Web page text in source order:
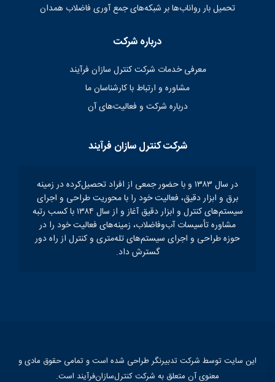
تحمیل بار رواناب‌ها بر شبکه‌های جمع آوری فاضلاب همدان
درباره شرکت
معرفی خدمات شرکت کنترل سازان فرآیند
مشاوره و ارتباط با کارشناسان ما
درباره شرکت و فعالیت‌های آن
شرکت کنترل سازان فرآیند
در سال ۱۳۸۳ و با حضور جمعی از افراد تحصیل‌کرده در زمینه
برق و ابزار دقیق، فعالیت خود را با محوریت طراحی و اجرای
سیستم‌های کنترل و ابزار دقیق آغاز و از سال ۱۳۸۴ با کسب رتبه
مشاوره تأسیسات آب‌و‌فاضلاب، زمینه‌های فعالیت خود را در
حوزه طراحی و اجرای سیستم‌های تله‌متری و کنترل از راه دور
گسترش داد.
این سایت توسط شرکت تدبیرنگر طراحی شده است و تمامی حقوق مادی و
معنوی آن متعلق به شرکت کنترل‌سازان‌فرآیند است.